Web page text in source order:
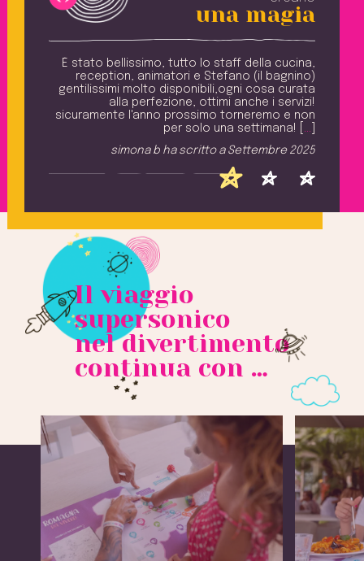
una magia
È stato bellissimo, tutto lo staff della cucina,
reception, animatori e Stefano (il bagnino)
gentilissimi molto disponibili,ogni cosa curata
alla perfezione, ottimi anche i servizi!
sicuramente l'anno prossimo torneremo e non
per solo una settimana! [ …
simona b ha scritto a Settembre 2025
Il viaggio
supersonico
nel divertimento
continua con …